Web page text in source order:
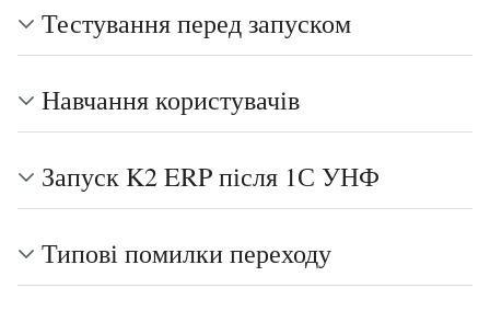
Тестування перед запуском
Навчання користувачів
Запуск K2 ERP після 1С УНФ
Типові помилки переходу